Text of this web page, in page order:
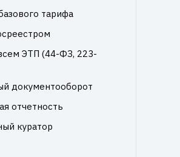
тарифа
ЭТП (44-ФЗ, 223-
документооборот
отчетность
куратор